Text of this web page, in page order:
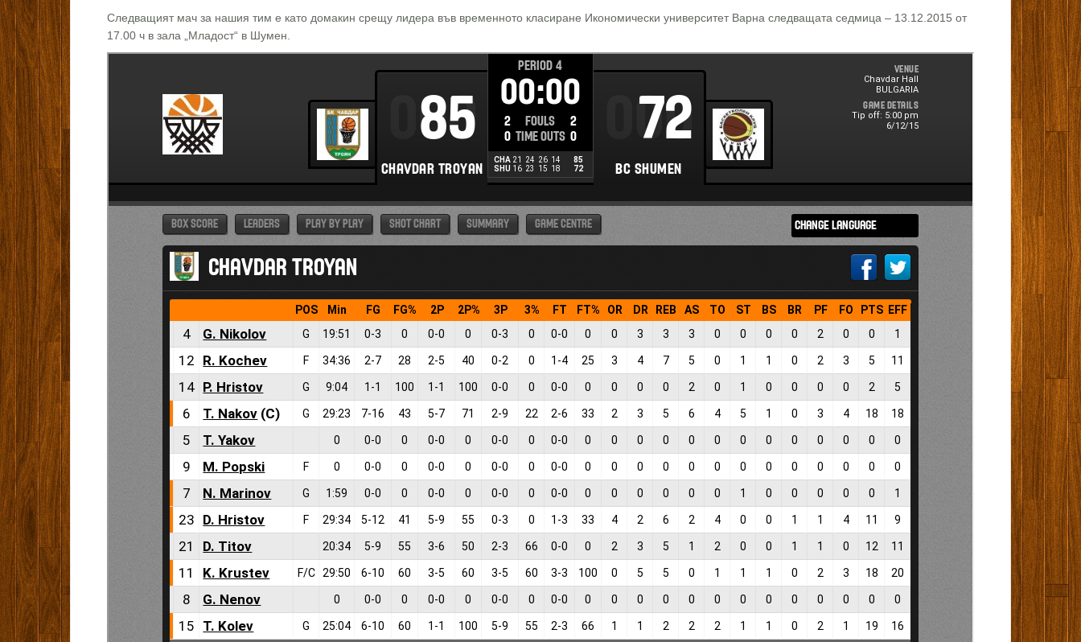
Следващият мач за нашия тим е като домакин срещу лидера във временното класиране Икономически университет Варна следващата седмица – 13.12.2015 от
17.00 ч в зала „Младост“ в Шумен.